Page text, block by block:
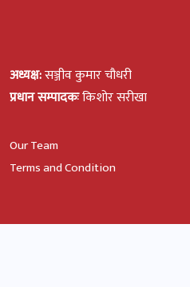
अध्यक्ष:सञ्जीव कुमार चौधरी
प्रधान सम्पादकःकिशोर सरीखा
Our Team
Terms and Condition